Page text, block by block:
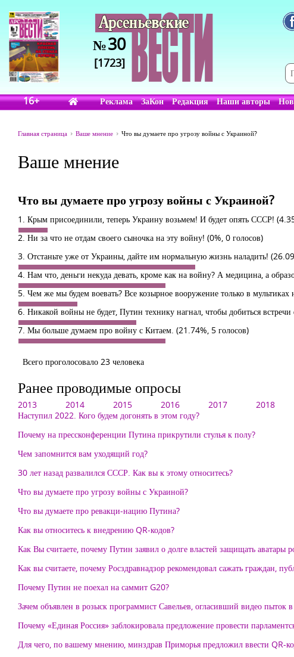
№30
[1723]
16+ Реклама ЗаКон Редакция Наши авторы
Главная страница Ваше мнение Что вы думаете про угрозу войны с Украиной?
Ваше мнение
Что вы думаете про угрозу войны с Украиной?
1. Крым присоединили, теперь Украину возьмем! И будет опять СССР!
2. Ни за что не отдам своего сыночка на эту войну! (0%, 0 голосов)
3. Отстаньте уже от Украины, дайте им нормальную жизнь наладить!
4. Нам что, деньги некуда девать, кроме как на войну? А медицина, а
5. Чем же мы будем воевать? Все козырное вооружение только в мультиках
6. Никакой войны не будет, Путин технику нагнал, чтобы добиться
7. Мы больше думаем про войну с Китаем. (21.74%, 5 голосов)
Всего проголосовало 23 человека
Ранее проводимые опросы
2013 2014 2015 2016 2017 2018
Наступил 2022. Кого будем догонять в этом году?
Почему на прессконференции Путина прикрутили стулья к полу?
Чем запомнится вам уходящий год?
30 лет назад развалился СССР. Как вы к этому относитесь?
Что вы думаете про угрозу войны с Украиной?
Что вы думаете про ревакци-нацию Путина?
Как вы относитесь к внедрению QR-кодов?
Как Вы считаете, почему Путин заявил о долге властей защищать аватары
Как вы считаете, почему Росздравнадзор рекомендовал сажать граждан,
Почему Путин не поехал на саммит G20?
Зачем объявлен в розыск программист Савельев, огласивший видео пыток
Почему «Единая Россия» заблокировала предложение провести
Для чего, по вашему мнению, минздрав Приморья предложил ввести QR-